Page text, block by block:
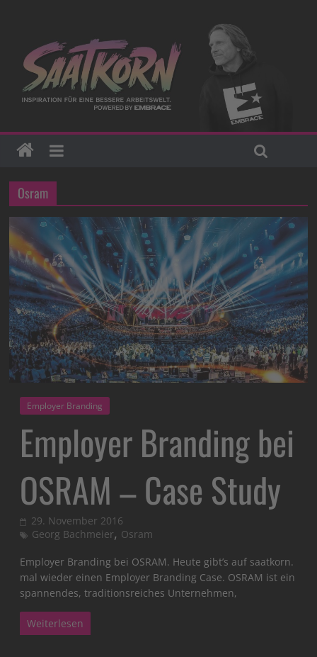
Osram
Employer Branding
Employer Branding bei
OSRAM – Case Study
29. November 2016
Georg Bachmeier, Osram
Employer Branding bei OSRAM. Heute gibt’s auf saatkorn.
mal wieder einen Employer Branding Case. OSRAM ist ein
spannendes, traditionsreiches Unternehmen,
Weiterlesen